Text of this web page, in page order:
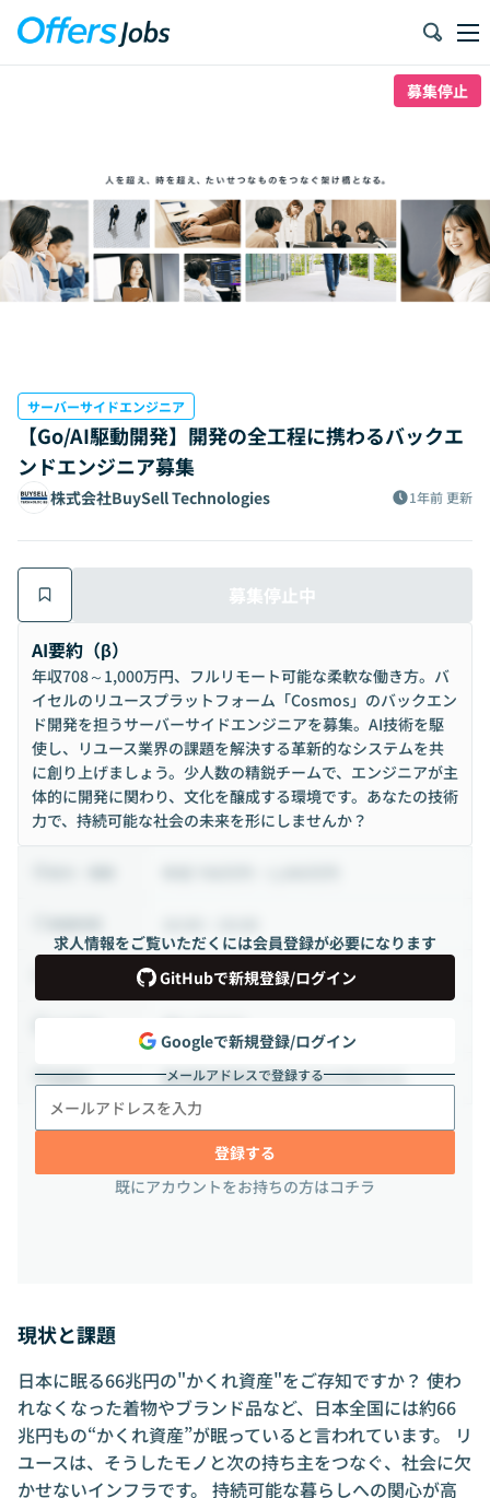
募集停止
サーバーサイドエンジニア
【Go/AI駆動開発】開発の全工程に携わるバックエ
ンドエンジニア募集
株式会社BuySell Technologies 1年前 更新
募集停止中
AI要約（β）
年収708～1,000万円、フルリモート可能な柔軟な働き方。バ
イセルのリユースプラットフォーム「Cosmos」のバックエン
ド開発を担うサーバーサイドエンジニアを募集。AI技術を駆
使し、リユース業界の課題を解決する革新的なシステムを共
に創り上げましょう。少人数の精鋭チームで、エンジニアが主
体的に開発に関わり、文化を醸成する環境です。あなたの技術
力で、持続可能な社会の未来を形にしませんか？
求人情報をご覧いただくには会員登録が必要になります
GitHubで新規登録/ログイン
Googleで新規登録/ログイン
メールアドレスで登録する
登録する
既にアカウントをお持ちの方はコチラ
正社員
勤務地 東京都 新宿区 四谷4-28-8 PALTビル
現状と課題
日本に眠る66兆円の"かくれ資産"をご存知ですか？ 使わ
れなくなった着物やブランド品など、日本全国には約66
兆円もの“かくれ資産”が眠っていると言われています。 リ
ユースは、そうしたモノと次の持ち主をつなぐ、社会に欠
かせないインフラです。 持続可能な暮らしへの関心が高